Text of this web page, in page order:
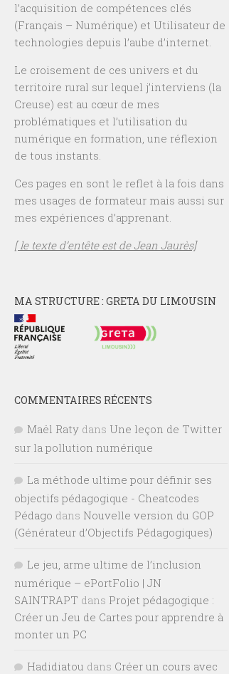
l’acquisition de compétences clés
(Français – Numérique) et Utilisateur de
technologies depuis l’aube d’internet.
Le croisement de ces univers et du
territoire rural sur lequel j’interviens (la
Creuse) est au cœur de mes
problématiques et l’utilisation du
numérique en formation, une réflexion
de tous instants.
Ces pages en sont le reflet à la fois dans
mes usages de formateur mais aussi sur
mes expériences d’apprenant.
[ le texte d’entête est de Jean Jaurès]
MA STRUCTURE : GRETA DU LIMOUSIN
COMMENTAIRES RÉCENTS
Maël Raty dans Une leçon de Twitter
sur la pollution numérique
La méthode ultime pour définir ses
objectifs pédagogique - Cheatcodes
Pédago dans Nouvelle version du GOP
(Générateur d’Objectifs Pédagogiques)
Le jeu, arme ultime de l’inclusion
numérique – ePortFolio | JN
SAINTRAPT dans Projet pédagogique :
Créer un Jeu de Cartes pour apprendre à
monter un PC
Hadidiatou dans Créer un cours avec